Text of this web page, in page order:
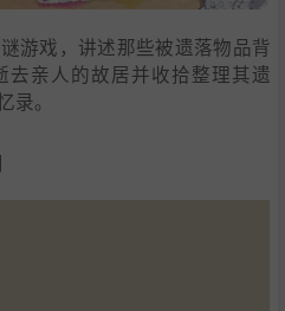
游戏，讲述那些被遗落物品背
去亲人的故居并收拾整理其遗
。